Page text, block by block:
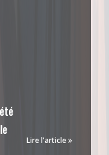
Lire l'article